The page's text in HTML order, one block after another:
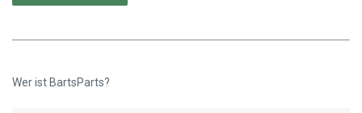
Wer ist BartsParts?